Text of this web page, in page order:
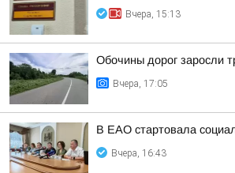
Вчера, 15:13
Обочины дорог заросли
Вчера, 17:05
В ЕАО стартовала
Вчера, 16:43